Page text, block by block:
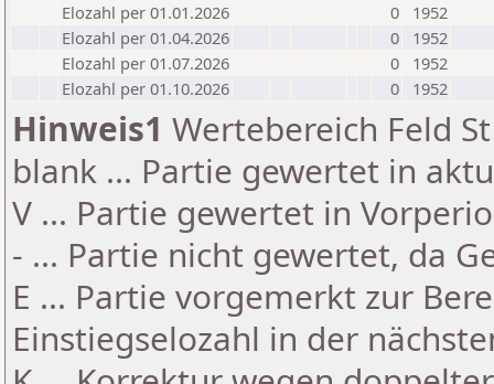
Elozahl per 01.01.2026
0
1952
Elozahl per 01.04.2026
0
1952
Elozahl per 01.07.2026
0
1952
Elozahl per 01.10.2026
0 1952
Hinweis1 Wertebereich Feld
blank ... Partie gewertet in
V ... Partie gewertet in
- ... Partie nicht gewertet, da
E ... Partie vorgemerkt zur
Einstiegselozahl in der